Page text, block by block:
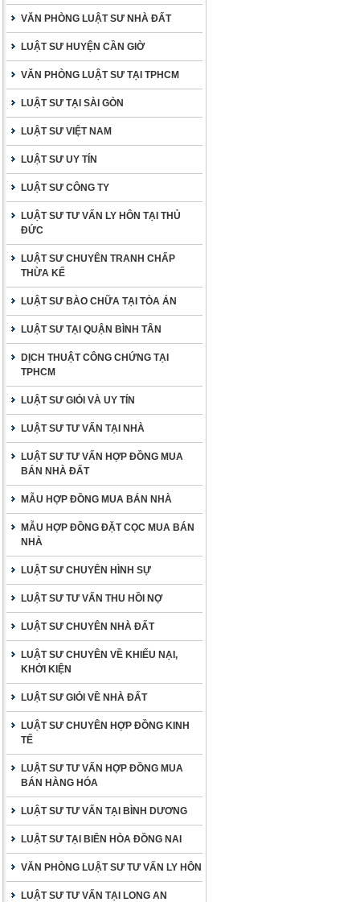
VĂN PHÒNG LUẬT SƯ NHÀ ĐẤT
LUẬT SƯ HUYỆN CẦN GIỜ
VĂN PHÒNG LUẬT SƯ TẠI TPHCM
LUẬT SƯ TẠI SÀI GÒN
LUẬT SƯ VIỆT NAM
LUẬT SƯ UY TÍN
LUẬT SƯ CÔNG TY
LUẬT SƯ TƯ VẤN LY HÔN TẠI THỦ
ĐỨC
LUẬT SƯ CHUYÊN TRANH CHẤP
THỪA KẾ
LUẬT SƯ BÀO CHỮA TẠI TÒA ÁN
LUẬT SƯ TẠI QUẬN BÌNH TÂN
DỊCH THUẬT CÔNG CHỨNG TẠI
TPHCM
LUẬT SƯ GIỎI VÀ UY TÍN
LUẬT SƯ TƯ VẤN TẠI NHÀ
LUẬT SƯ TƯ VẤN HỢP ĐỒNG MUA
BÁN NHÀ ĐẤT
MẪU HỢP ĐỒNG MUA BÁN NHÀ
MẪU HỢP ĐỒNG ĐẶT CỌC MUA BÁN
NHÀ
LUẬT SƯ CHUYÊN HÌNH SỰ
LUẬT SƯ TƯ VẤN THU HỒI NỢ
LUẬT SƯ CHUYÊN NHÀ ĐẤT
LUẬT SƯ CHUYÊN VỀ KHIẾU NẠI,
KHỞI KIỆN
LUẬT SƯ GIỎI VỀ NHÀ ĐẤT
LUẬT SƯ CHUYÊN HỢP ĐỒNG KINH
TẾ
LUẬT SƯ TƯ VẤN HỢP ĐỒNG MUA
BÁN HÀNG HÓA
LUẬT SƯ TƯ VẤN TẠI BÌNH DƯƠNG
LUẬT SƯ TẠI BIÊN HÒA ĐỒNG NAI
VĂN PHÒNG LUẬT SƯ TƯ VẤN LY HÔN
LUẬT SƯ TƯ VẤN TẠI LONG AN